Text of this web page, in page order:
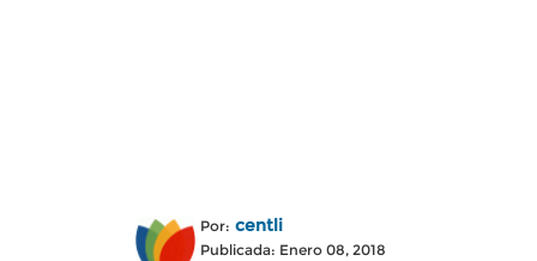
Por: centli
Publicada: Enero 08, 2018